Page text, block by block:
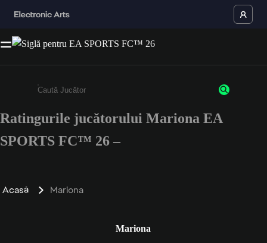
Enter a minimum of 3 characters or numbers
Ratingurile jucătorului Mariona EA
SPORTS FC™ 26 –
Acasă Mariona
Mariona